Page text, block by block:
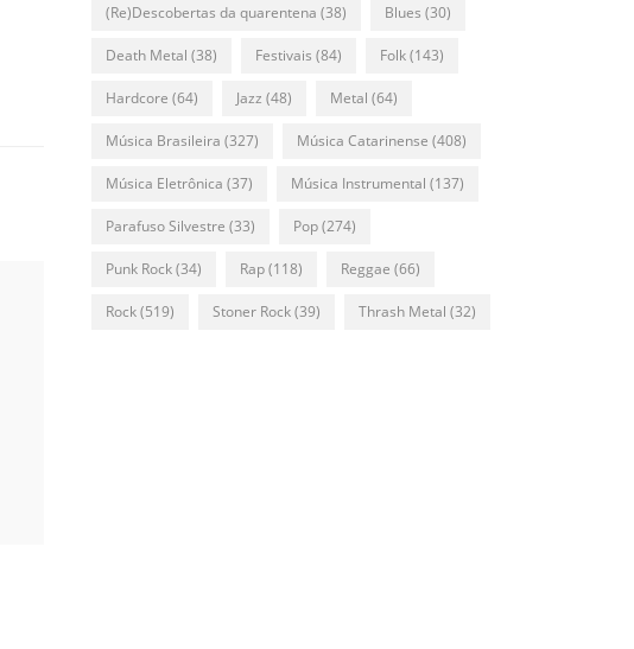
(Re)Descobertas da quarentena (38) Blues (30)
Death Metal (38) Festivais (84) Folk(143)
Hardcore (64) Jazz (48) Metal (64)
Música Brasileira (327) Música Catarinense (408)
Música Eletrônica (37) Música Instrumental (137)
Parafuso Silvestre (33) Pop(274)
Punk Rock(34) Rap(118) Reggae (66)
Rock(519) Stoner Rock(39) Thrash Metal (32)